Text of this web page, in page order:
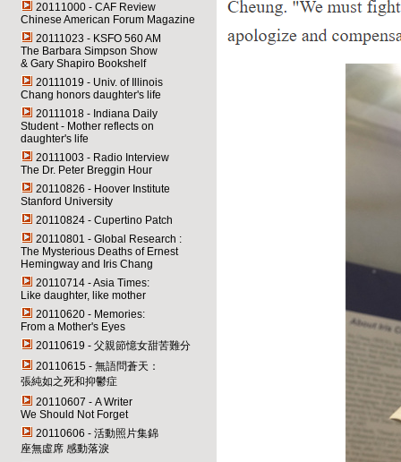
20111000 - CAF Review
Chinese American Forum Magazine
20111023 - KSFO 560 AM
The Barbara Simpson Show
& Gary Shapiro Bookshelf
20111019 - Univ. of Illinois
Chang honors daughter's life
20111018 - Indiana Daily
Student - Mother reflects on
daughter's life
20111003 - Radio Interview
The Dr. Peter Breggin Hour
20110826 - Hoover Institute
Stanford University
20110824 - Cupertino Patch
20110801 - Global Research :
The Mysterious Deaths of Ernest
Hemingway and Iris Chang
20110714 - Asia Times:
Like daughter, like mother
20110620 - Memories:
From a Mother's Eyes
20110619 - 父親節憶女甜苦難分
20110615 - 無語問蒼天：
張純如之死和抑鬱症
20110607 - A Writer
We Should Not Forget
20110606 - 活動照片集錦
座無虛席 感動落淚